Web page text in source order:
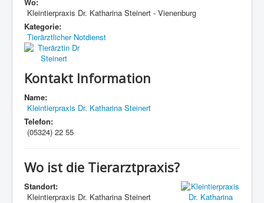
Kleintierpraxis Dr. Katharina Steinert - Vienenburg
Kategorie:
Tierärztlicher Notdienst
Kontakt Information
Name:
Kleintierpraxis Dr. Katharina Steinert
Telefon:
(05324) 22 55
Wo ist die Tierarztpraxis?
Standort:
Kleintierpraxis Dr. Katharina Steinert